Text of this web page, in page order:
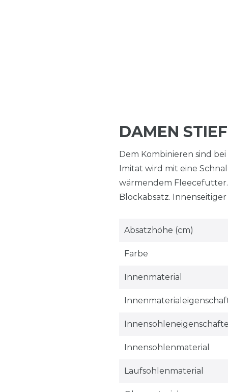
DAMEN
Dem Kombinieren sind
Imitat wird mit eine
wärmendem Fleecefutter.
Blockabsatz. Innenseitiger
Absatzhöhe (cm)
Farbe
Innenmaterial
Innensohlenmaterial
Laufsohlenmaterial